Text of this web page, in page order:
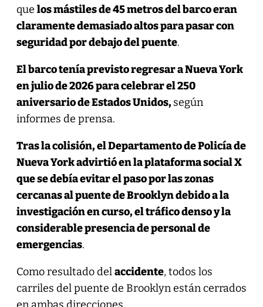
que los mástiles de 45 metros del barco eran
claramente demasiado altos para pasar con
seguridad por debajo del puente.
El barco tenía previsto regresar a Nueva York
en julio de 2026 para celebrar el 250
aniversario de Estados Unidos,según
informes de prensa.
Tras la colisión, el Departamento de Policía de
Nueva York advirtió en la plataforma social X
que se debía evitar el paso por las zonas
cercanas al puente de Brooklyn debido a la
investigación en curso, el tráfico denso y la
considerable presencia de personal de
emergencias.
Como resultado delaccidente, todos los
carriles del puente de Brooklyn están cerrados
en ambas direcciones.